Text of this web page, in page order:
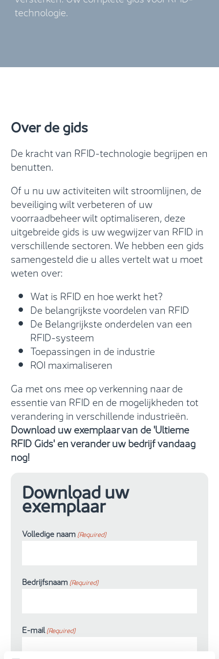
technologie.
Over de gids
De kracht van RFID-technologie begrijpen en
benutten.
Of u nu uw activiteiten wilt stroomlijnen, de
beveiliging wilt verbeteren of uw
voorraadbeheer wilt optimaliseren, deze
uitgebreide gids is uw wegwijzer van RFID in
verschillende sectoren. We hebben een gids
samengesteld die u alles vertelt wat u moet
weten over:
Wat is RFID en hoe werkt het?
De belangrijkste voordelen van RFID
De Belangrijkste onderdelen van een
RFID-systeem
Toepassingen in de industrie
ROI maximaliseren
Ga met ons mee op verkenning naar de
essentie van RFID en de mogelijkheden tot
verandering in verschillende industrieën.
Download uw exemplaar van de 'Ultieme
RFID Gids' en verander uw bedrijf vandaag
nog!
Download uw
exemplaar
Volledige naam (Required)
Bedrijfsnaam (Required)
E-mail (Required)